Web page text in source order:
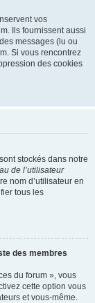
vos
Ils fournissent aussi
messages (lu ou
Si vous rencontrez
des cookies
stockés dans notre
de l’utilisateur
nom d’utilisateur en
tous les
des membres
du forum », vous
cette option vous
et vous-même.